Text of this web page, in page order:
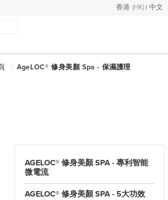
香港 (HK) 中文
AGELOC® 修身美顏 SPA - 專利智能
微電流
AGELOC® 修身美顏 SPA - 5大功效